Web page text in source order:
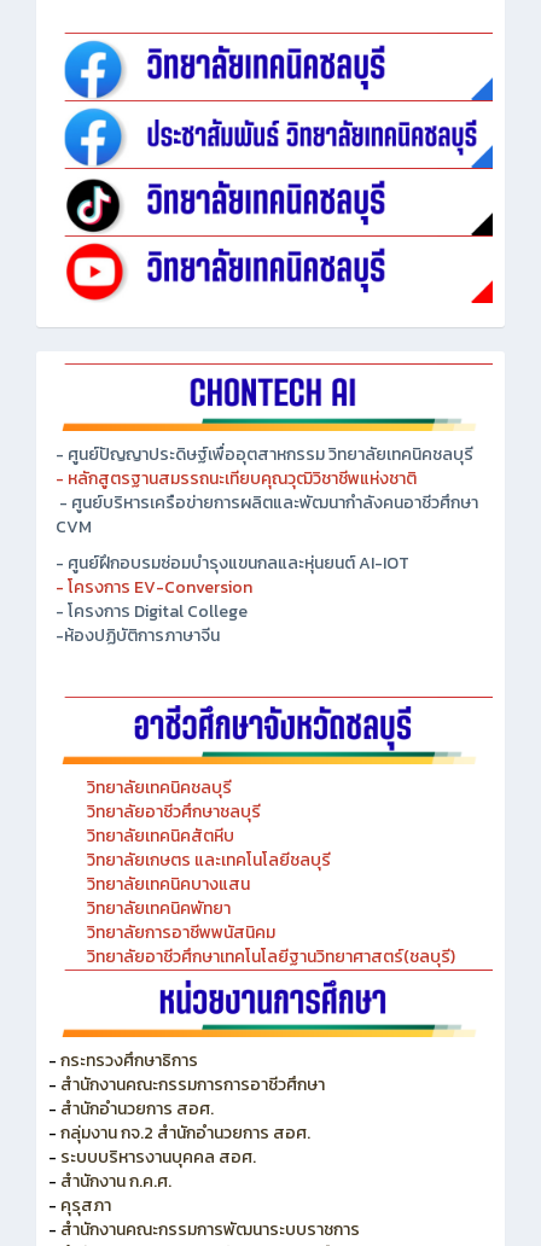
- ศูนย์ปัญญาประดิษฐ์เพื่ออุตสาหกรรม วิทยาลัยเทคนิคชลบุรี
- หลักสูตรฐานสมรรถนะเทียบคุณวุฒิวิชาชีพแห่งชาติ
- ศูนย์บริหารเครือข่ายการผลิตและพัฒนากำลังคนอาชีวศึกษา
CVM
- ศูนย์ฝึกอบรมซ่อมบำรุงแขนกลและหุ่นยนต์ AI-IOT
- โครงการ EV-Conversion
- โครงการ Digital College
วิทยาลัยเทคนิคชลบุรี
วิทยาลัยอาชีวศึกษาชลบุรี
วิทยาลัยเทคนิคสัตหีบ
วิทยาลัยเกษตร และเทคโนโลยีชลบุรี
วิทยาลัยเทคนิคบางแสน
วิทยาลัยเทคนิคพัทยา
วิทยาลัยการอาชีพพนัสนิคม
วิทยาลัยอาชีวศึกษาเทคโนโลยีฐานวิทยาศาสตร์(ชลบุรี)
- กระทรวงศึกษาธิการ
- สำนักงานคณะกรรมการการอาชีวศึกษา
- สำนักอำนวยการ สอศ.
- กลุ่มงาน กจ.2 สำนักอำนวยการ สอศ.
- ระบบบริหารงานบุคคล สอศ.
- สำนักงาน ก.ค.ศ.
- คุรุสภา